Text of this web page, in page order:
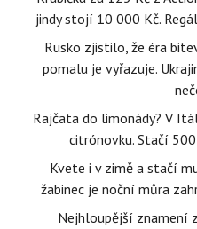
jindy stojí 10 000 Kč.
Rusko zjistilo, že éra
pomalu je vyřazuje.
Rajčata do limonády? V
citrónovku. Stačí
Kvete i v zimě a stačí
žabinec je noční můra
Nejhloupější znamení